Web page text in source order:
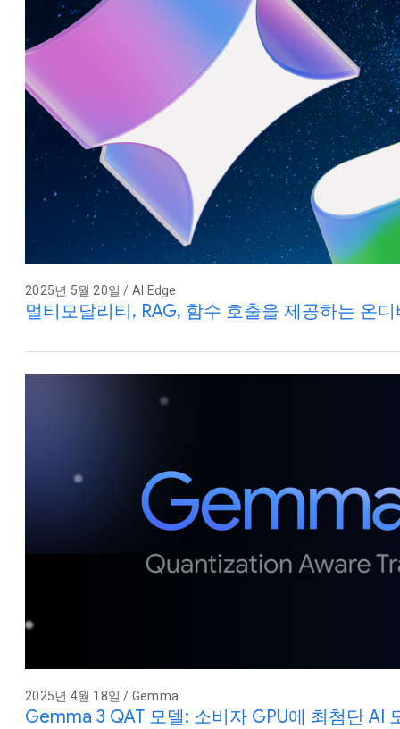
2025년 5월 20일 / AI Edge
멀티모달리티, RAG, 함수 호출을 제공하는 온
2025년 4월 18일 / Gemma
Gemma 3 QAT 모델: 소비자 GPU에 최첨단 AI